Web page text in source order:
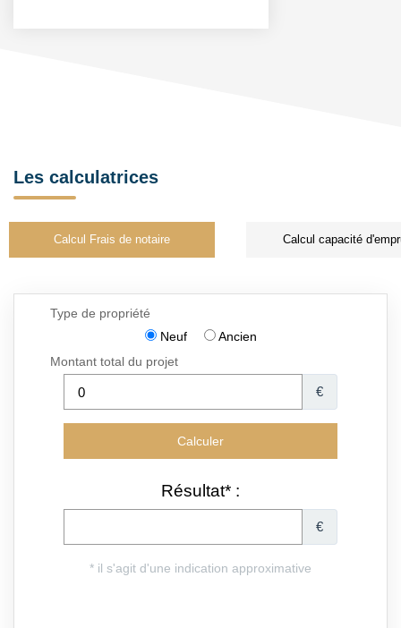
Les calculatrices
Calcul Frais de notaire Calcul capacité